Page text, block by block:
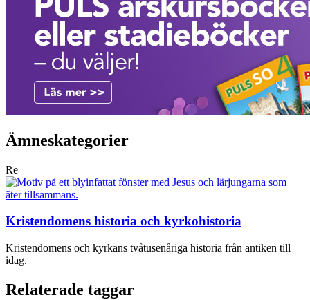
Ämneskategorier
Re
Kristendomens historia och kyrkohistoria
Kristendomens och kyrkans tvåtusenåriga historia från antiken till
idag.
Relaterade taggar